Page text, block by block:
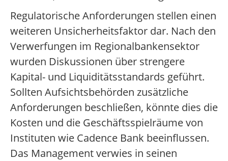
Regulatorische Anforderungen stellen einen
weiteren Unsicherheitsfaktor dar. Nach den
Verwerfungen im Regionalbankensektor
wurden Diskussionen über strengere
Kapital- und Liquiditätsstandards geführt.
Sollten Aufsichtsbehörden zusätzliche
Anforderungen beschließen, könnte dies die
Kosten und die Geschäftsspielräume von
Instituten wie Cadence Bank beeinflussen.
Das Management verwies in seinen